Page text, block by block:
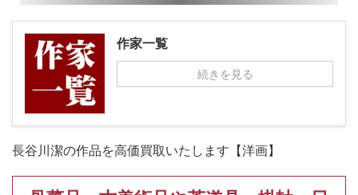
作家一覧
続きを見る
長谷川潔の作品を高価買取いたします【洋画】